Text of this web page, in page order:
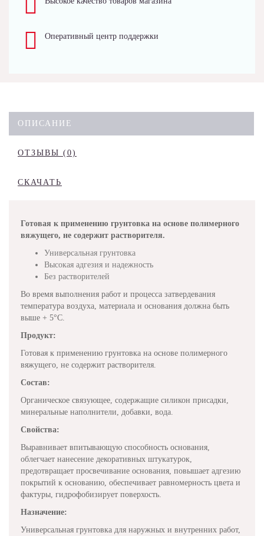
Оперативный центр поддержки
ОПИСАНИЕ
ОТЗЫВЫ (0)
СКАЧАТЬ
Готовая к применению грунтовка на основе полимерного
вяжущего, не содержит растворителя.
Универсальная грунтовка
Высокая адгезия и надежность
Без растворителей
Во время выполнения работ и процесса затвердевания
температура воздуха, материала и основания должна быть
выше + 5°C.
Продукт:
Готовая к применению грунтовка на основе полимерного
вяжущего, не содержит растворителя.
Состав:
Органическое связующее, содержащие силикон присадки,
минеральные наполнители, добавки, вода.
Свойства:
Выравнивает впитывающую способность основания,
облегчает нанесение декоративных штукатурок,
предотвращает просвечивание основания, повышает адгезию
покрытий к основанию, обеспечивает равномерность цвета и
фактуры, гидрофобизирует поверхость.
Назначение:
Универсальная грунтовка для наружных и внутренних работ,